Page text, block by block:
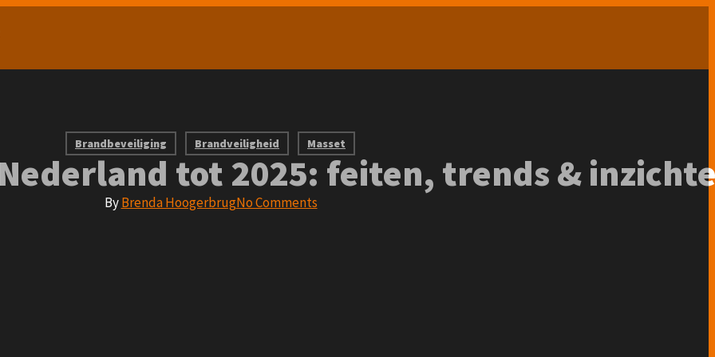
Brandbeveiliging Brandveiligheid Masset
tot 2025: feiten, trends &
By Brenda HoogerbrugNo Comments